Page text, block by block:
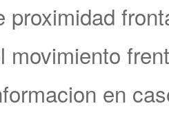
proximidad
movimiento
en